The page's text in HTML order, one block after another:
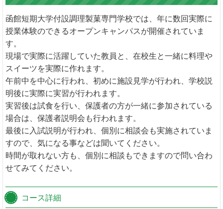
函館短期大学付設調理製菓専門学校では、年に数回実際に
授業体験のできるオープンキャンパスが開催されていま
す。
現場で実際に活躍していた教員と、在校生と一緒に料理や
スイーツを実際に作れます。
午前中を中心に行われ、初めに施設見学が行われ、学校説
明後に実際に実習が行われます。
実習後は試食を行い、保護者の方が一緒に参加されている
場合は、保護者説明会も行われます。
最後に入試説明が行われ、個別に相談会も実施されていま
すので、気になる事などは聞いてください。
時間が取れない方も、個別に相談もできますので問い合わ
せてみてください。
コース詳細